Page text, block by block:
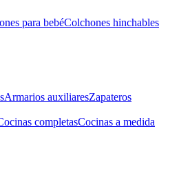
para bebéColchones hinchables
Armarios auxiliaresZapateros
completasCocinas a medida